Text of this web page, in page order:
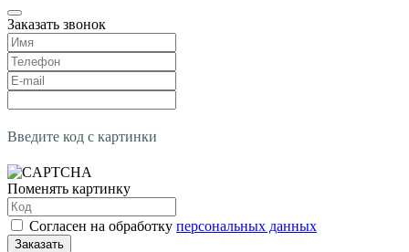
Заказать звонок
Введите код с картинки
Поменять картинку
Согласен на обработку персональных данных
Заказать